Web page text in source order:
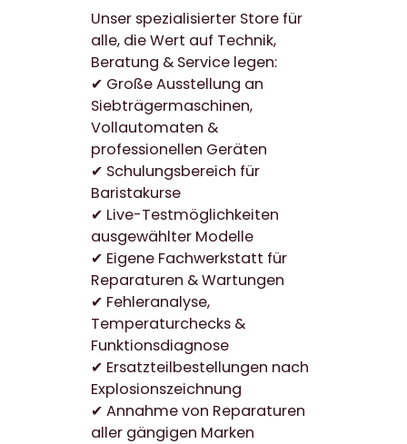
Unser spezialisierter Store für
alle, die Wert auf Technik,
Beratung & Service legen:
✔ Große Ausstellung an
Siebträgermaschinen,
Vollautomaten &
professionellen Geräten
✔ Schulungsbereich für
Baristakurse
✔ Live-Testmöglichkeiten
ausgewählter Modelle
✔ Eigene Fachwerkstatt für
Reparaturen & Wartungen
✔ Fehleranalyse,
Temperaturchecks &
Funktionsdiagnose
✔ Ersatzteilbestellungen nach
Explosionszeichnung
✔ Annahme von Reparaturen
aller gängigen Marken